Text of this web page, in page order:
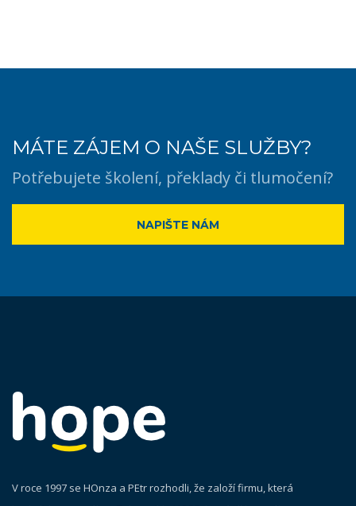
MÁTE ZÁJEM O NAŠE SLUŽBY?
Potřebujete školení, překlady či tlumočení?
NAPIŠTE NÁM
V roce 1997 se HOnza a PEtr rozhodli, že založí firmu, která